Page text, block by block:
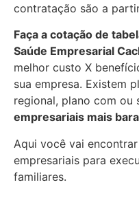
contratação são a
Faça a cotação de
Saúde Empresarial
melhor custo X
sua empresa. Existem
regional, plano com ou
empresariais mais
Aqui você vai
empresariais para
familiares.